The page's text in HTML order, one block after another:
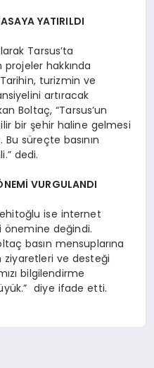
YATIRILDI
Tarsus’ta
hakkında
turizmin ve
artıracak
Boltaç, “Tarsus’un
bir şehir haline gelmesi
süreçte basının
dedi.
VURGULANDI
ise internet
önemine değindi.
basın mensuplarına
ziyaretleri ve desteği
bilgilendirme
diye ifade etti.